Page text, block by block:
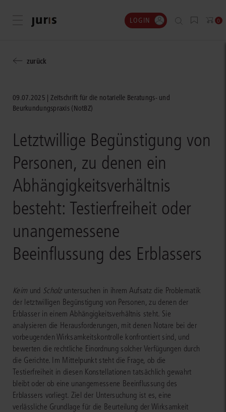
Menü öffnen LOGIN 0
zurück
09.07.2025
Zeitschrift für die notarielle Beratungs- und
Beurkundungspraxis (NotBZ)
Letztwillige Begünstigung von
Personen, zu denen ein
Abhängigkeitsverhältnis
besteht: Testierfreiheit oder
unangemessene
Beeinflussung des Erblassers
Keim und Scholzuntersuchen in ihrem Aufsatz die Problematik
der letztwilligen Begünstigung von Personen, zu denen der
Erblasser in einem Abhängigkeitsverhältnis steht. Sie
analysieren die Herausforderungen, mit denen Notare bei der
vorbeugenden Wirksamkeitskontrolle konfrontiert sind, und
bewerten die rechtliche Einordnung solcher Verfügungen durch
die Gerichte. Im Mittelpunkt steht die Frage, ob die
Testierfreiheit in diesen Konstellationen tatsächlich gewahrt
bleibt oder ob eine unangemessene Beeinflussung des
Erblassers vorliegt. Ziel der Untersuchung ist es, eine
verlässliche Grundlage für die Beurteilung der Wirksamkeit